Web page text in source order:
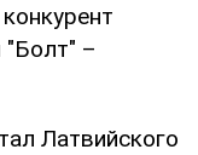
"Болт" –
Латвийского